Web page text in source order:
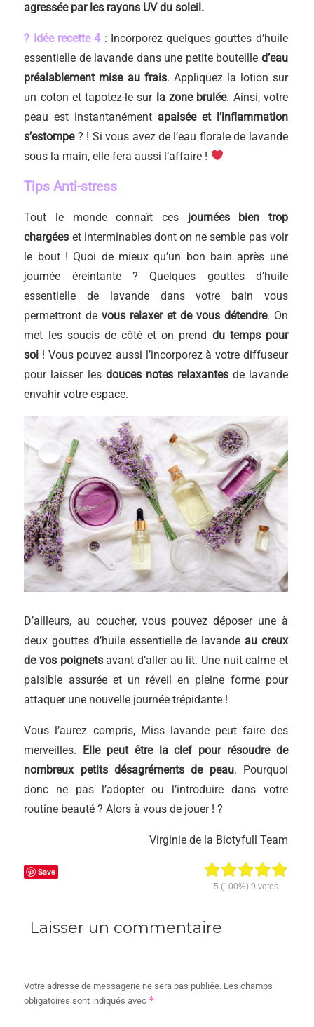
agressée par les rayons UV du soleil.
? Idée recette 4 : Incorporez quelques gouttes d’huile
essentielle de lavande dans une petite bouteille d’eau
préalablement mise au frais. Appliquez la lotion sur
un coton et tapotez-le sur la zone brulée. Ainsi, votre
peau est instantanément apaisée et l’inflammation
s’estompe? ! Si vous avez de l’eau florale de lavande
sous la main, elle fera aussi l’affaire !
Tips Anti-stress
Tout le monde connaît ces journées bien trop
chargées et interminables dont on ne semble pas voir
le bout ! Quoi de mieux qu’un bon bain après une
journée éreintante ? Quelques gouttes d’huile
essentielle de lavande dans votre bain vous
permettront devous relaxer et de vous détendre. On
met les soucis de côté et on prend du temps pour
soi ! Vous pouvez aussi l’incorporez à votre diffuseur
pour laisser les douces notes relaxantesde lavande
envahir votre espace.
D’ailleurs, au coucher, vous pouvez déposer une à
deux gouttes d’huile essentielle de lavande au creux
de vos poignetsavant d’aller au lit. Une nuit calme et
paisible assurée et un réveil en pleine forme pour
attaquer une nouvelle journée trépidante !
Vous l’aurez compris, Miss lavande peut faire des
merveilles. Elle peut être la clef pour résoudre de
nombreux petits désagréments de peau. Pourquoi
donc ne pas l’adopter ou l’introduire dans votre
routine beauté ? Alors à vous de jouer ! ?
Virginie de la Biotyfull Team
5 (100%) 9 votes
Save
Laisser un commentaire
Votre adresse de messagerie ne sera pas publiée. Les champs
obligatoires sont indiqués avec *